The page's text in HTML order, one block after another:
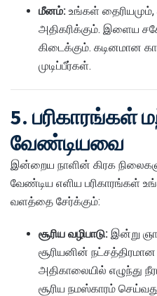
மீனம்: உங்கள்
அதிகரிக்கும். இளைய
கிடைக்கும். கடினமான
முடிப்பீர்கள்.
5. பரிகாரங்கள்
வேண்டியவை
இன்றைய நாளின் கிரக
வேண்டிய எளிய பரிகாரங்கள்
வளத்தை சேர்க்கும்:
சூரிய வழிபாடு: இன்று
சூரியனின்
அதிகாலையில் எழுந்து
சூரிய நமஸ்காரம்